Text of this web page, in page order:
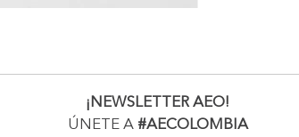
¡NEWSLETTER AEO!
ÚNETE A #AECOLOMBIA